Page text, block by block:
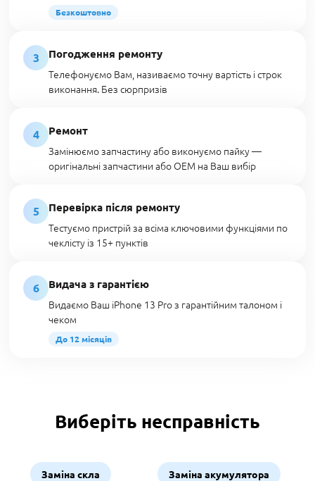
Безкоштовно
3
Погодження ремонту
Телефонуємо Вам, називаємо точну вартість і строк
виконання. Без сюрпризів
4
Ремонт
Замінюємо запчастину або виконуємо пайку —
оригінальні запчастини або OEM на Ваш вибір
5
Перевірка після ремонту
Тестуємо пристрій за всіма ключовими функціями по
чеклісту із 15+ пунктів
6
Видача з гарантією
Видаємо Ваш iPhone 13 Pro з гарантійним талоном і
чеком
До 12 місяців
Виберіть несправність
Заміна скла Заміна акумулятора